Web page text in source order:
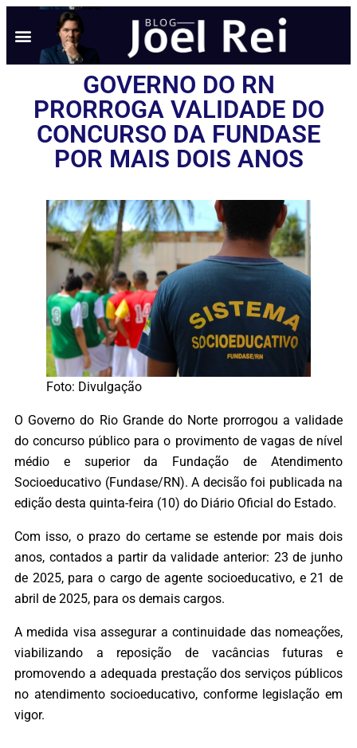
GOVERNO DO RN
PRORROGA VALIDADE DO
CONCURSO DA FUNDASE
POR MAIS DOIS ANOS
Foto: Divulgação
O Governo do Rio Grande do Norte prorrogou a validade
do concurso público para o provimento de vagas de nível
médio e superior da Fundação de Atendimento
Socioeducativo (Fundase/RN). A decisão foi publicada na
edição desta quinta-feira (10) do Diário Oficial do Estado.
Com isso, o prazo do certame se estende por mais dois
anos, contados a partir da validade anterior: 23 de junho
de 2025, para o cargo de agente socioeducativo, e 21 de
abril de 2025, para os demais cargos.
A medida visa assegurar a continuidade das nomeações,
viabilizando a reposição de vacâncias futuras e
promovendo a adequada prestação dos serviços públicos
no atendimento socioeducativo, conforme legislação em
vigor.